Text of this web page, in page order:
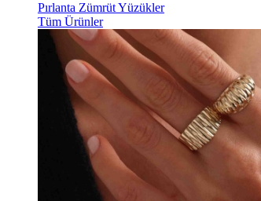
Pırlanta Zümrüt Yüzükler
Tüm Ürünler